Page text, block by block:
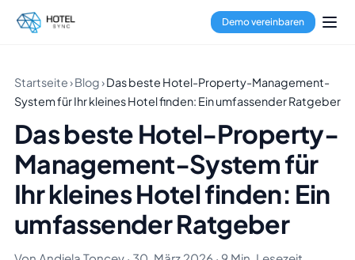
Demo vereinbaren
Startseite›Blog›Das beste Hotel-Property-Management-
System für Ihr kleines Hotel finden: Ein umfassender Ratgeber
Das beste Hotel-Property-
Management-System für
Ihr kleines Hotel finden: Ein
umfassender Ratgeber